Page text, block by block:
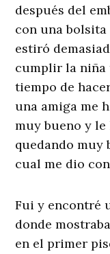
después del
con una bolsita
estiró
cumplir la niña
tiempo de
una amiga me
muy bueno y le
quedando muy
cual me dio
Fui y encontré
donde
en el primer